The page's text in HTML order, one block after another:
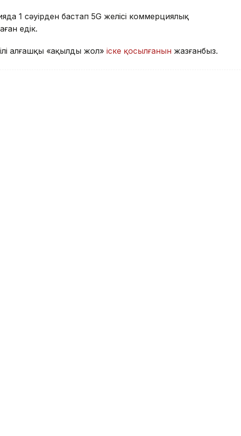
1 сәуірден бастап 5G желісі коммерциялық
едік.
алғашқы «ақылды жол» іске қосылғанын жазғанбыз.